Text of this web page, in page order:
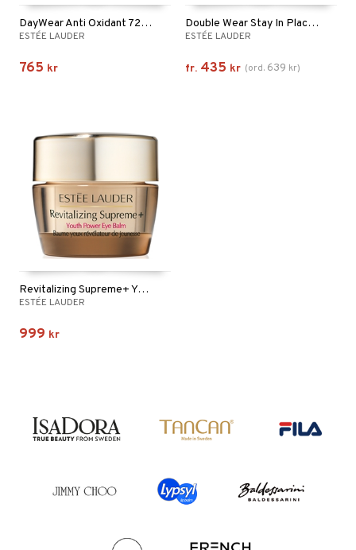
DayWear Anti Oxidant 72H Hydration Sorbet Creme
ESTÉE LAUDER
765 kr
Double Wear Stay In Place Makeup
ESTÉE LAUDER
fr. 435 kr (ord. 639 kr)
Revitalizing Supreme+ Youth Power Eye Balm
ESTÉE LAUDER
999 kr